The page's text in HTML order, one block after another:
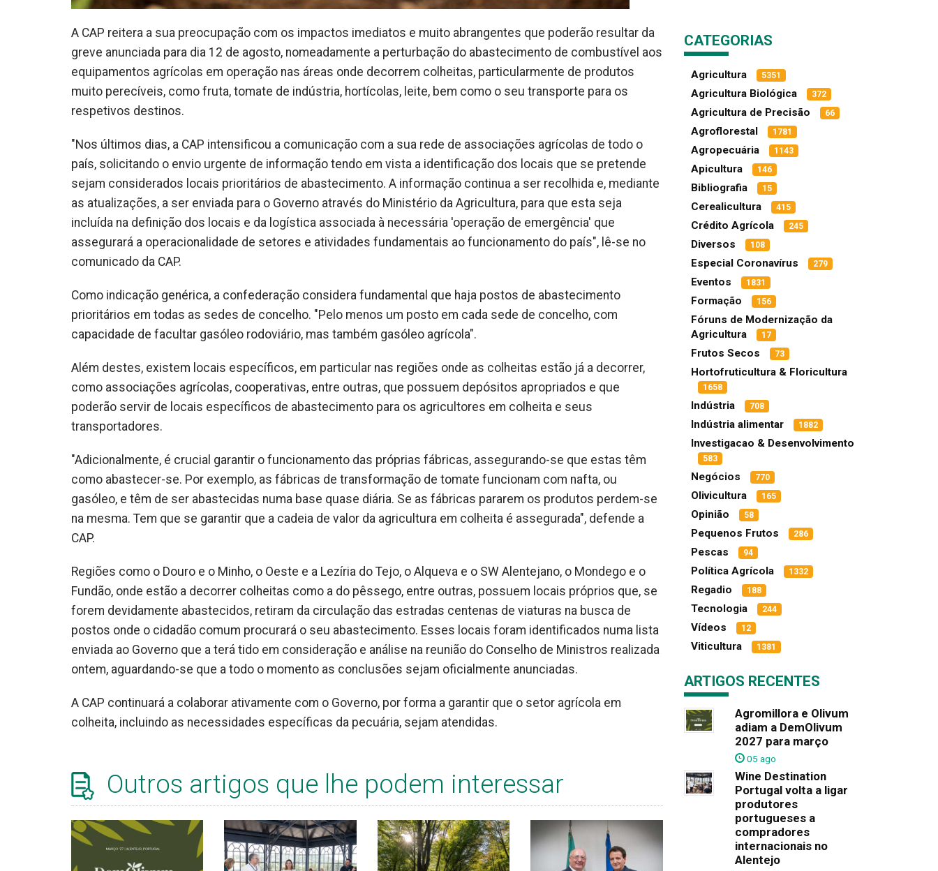
A CAP reitera a sua preocupação com os impactos imediatos e muito abrangentes que poderão resultar da
greve anunciada para dia 12 de agosto, nomeadamente a perturbação do abastecimento de combustível aos
equipamentos agrícolas em operação nas áreas onde decorrem colheitas, particularmente de produtos
muito perecíveis, como fruta, tomate de indústria, hortícolas, leite, bem como o seu transporte para os
respetivos destinos.
"Nos últimos dias, a CAP intensificou a comunicação com a sua rede de associações agrícolas de todo o
país, solicitando o envio urgente de informação tendo em vista a identificação dos locais que se pretende
sejam considerados locais prioritários de abastecimento. A informação continua a ser recolhida e, mediante
as atualizações, a ser enviada para o Governo através do Ministério da Agricultura, para que esta seja
incluída na definição dos locais e da logística associada à necessária 'operação de emergência' que
assegurará a operacionalidade de setores e atividades fundamentais ao funcionamento do país", lê-se no
comunicado da CAP.
Como indicação genérica, a confederação considera fundamental que haja postos de abastecimento
prioritários em todas as sedes de concelho. "Pelo menos um posto em cada sede de concelho, com
capacidade de facultar gasóleo rodoviário, mas também gasóleo agrícola".
Além destes, existem locais específicos, em particular nas regiões onde as colheitas estão já a decorrer,
como associações agrícolas, cooperativas, entre outras, que possuem depósitos apropriados e que
poderão servir de locais específicos de abastecimento para os agricultores em colheita e seus
transportadores.
"Adicionalmente, é crucial garantir o funcionamento das próprias fábricas, assegurando-se que estas têm
como abastecer-se. Por exemplo, as fábricas de transformação de tomate funcionam com nafta, ou
gasóleo, e têm de ser abastecidas numa base quase diária. Se as fábricas pararem os produtos perdem-se
na mesma. Tem que se garantir que a cadeia de valor da agricultura em colheita é assegurada", defende a
CAP.
Regiões como o Douro e o Minho, o Oeste e a Lezíria do Tejo, o Alqueva e o SW Alentejano, o Mondego e o
Fundão, onde estão a decorrer colheitas como a do pêssego, entre outras, possuem locais próprios que, se
forem devidamente abastecidos, retiram da circulação das estradas centenas de viaturas na busca de
postos onde o cidadão comum procurará o seu abastecimento. Esses locais foram identificados numa lista
enviada ao Governo que a terá tido em consideração e análise na reunião do Conselho de Ministros realizada
ontem, aguardando-se que a todo o momento as conclusões sejam oficialmente anunciadas.
A CAP continuará a colaborar ativamente com o Governo, por forma a garantir que o setor agrícola em
colheita, incluindo as necessidades específicas da pecuária, sejam atendidas.
Outros artigos que lhe podem interessar
CATEGORIAS
Agricultura 5351
Agricultura Biológica 372
Agricultura de Precisão 66
Agroflorestal 1781
Agropecuária 1143
Apicultura 146
Bibliografia 15
Cerealicultura 415
Crédito Agrícola 245
Diversos 108
Especial Coronavírus 279
Eventos 1831
Formação 156
Fóruns de Modernização da
Agricultura
17
Frutos Secos 73
Hortofruticultura & Floricultura
1658
Indústria 708
Indústria alimentar 1882
Investigacao & Desenvolvimento
583
Negócios 770
Olivicultura 165
Opinião 58
Pequenos Frutos 286
Pescas 94
Política Agrícola 1332
Regadio 188
Tecnologia 244
Vídeos 12
Viticultura 1381
ARTIGOS RECENTES
Agromillora e Olivum
adiam a DemOlivum
2027 para março
05 ago
Wine Destination
Portugal volta a ligar
produtores
portugueses a
compradores
internacionais no
Alentejo